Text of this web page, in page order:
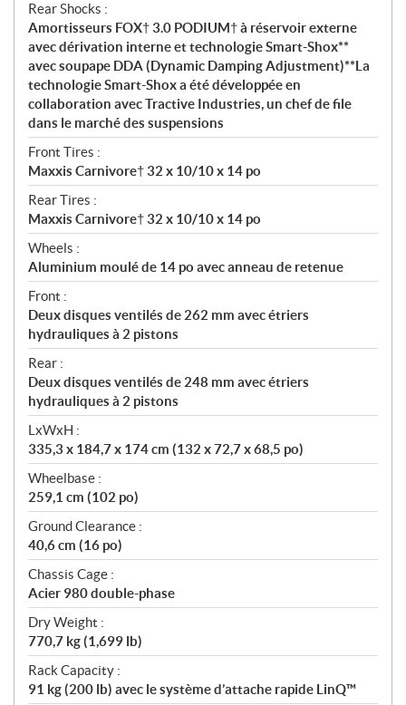
Rear Shocks :
Amortisseurs FOX† 3.0 PODIUM† à réservoir externe
avec dérivation interne et technologie Smart-Shox**
avec soupape DDA (Dynamic Damping Adjustment)**La
technologie Smart-Shox a été développée en
collaboration avec Tractive Industries, un chef de file
dans le marché des suspensions
Front Tires :
Maxxis Carnivore† 32 x 10/10 x 14 po
Rear Tires :
Maxxis Carnivore† 32 x 10/10 x 14 po
Wheels :
Aluminium moulé de 14 po avec anneau de retenue
Front :
Deux disques ventilés de 262 mm avec étriers
hydrauliques à 2 pistons
Rear :
Deux disques ventilés de 248 mm avec étriers
hydrauliques à 2 pistons
LxWxH :
335,3 x 184,7 x 174 cm (132 x 72,7 x 68,5 po)
Wheelbase :
259,1 cm (102 po)
Ground Clearance :
40,6 cm (16 po)
Chassis Cage :
Acier 980 double-phase
Dry Weight :
770,7 kg (1,699 lb)
Rack Capacity :
91 kg (200 lb) avec le système d’attache rapide LinQ™